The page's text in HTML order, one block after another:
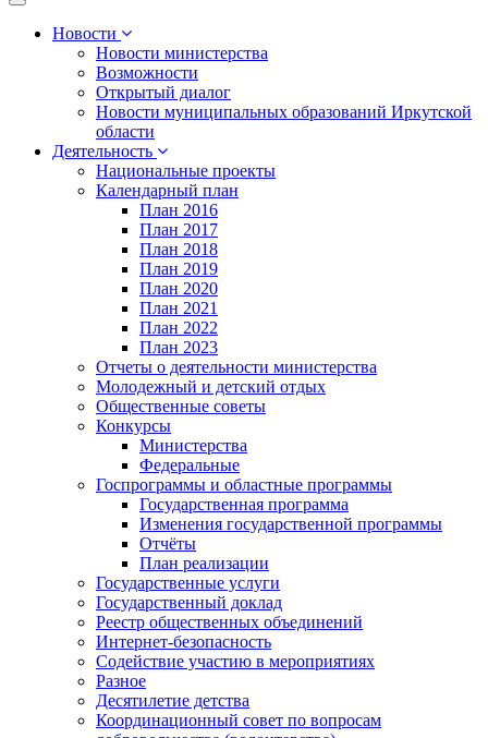
Toggle
navigationНовости
Новости министерства
Возможности
Открытый диалог
Новости муниципальных образований Иркутской
области
Деятельность
Национальные проекты
Календарный план
План 2016
План 2017
План 2018
План 2019
План 2020
План 2021
План 2022
План 2023
Отчеты о деятельности министерства
Молодежный и детский отдых
Общественные советы
Конкурсы
Министерства
Федеральные
Госпрограммы и областные программы
Государственная программа
Изменения государственной программы
Отчёты
План реализации
Государственные услуги
Государственный доклад
Реестр общественных объединений
Интернет-безопасность
Содействие участию в мероприятиях
Разное
Десятилетие детства
Координационный совет по вопросам